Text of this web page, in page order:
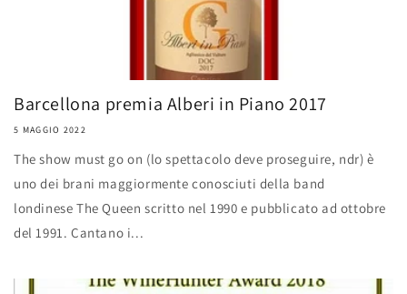
Barcellona premia Alberi in Piano 2017
5 MAGGIO 2022
The show must go on (lo spettacolo deve proseguire, ndr) è
uno dei brani maggiormente conosciuti della band
londinese The Queen scritto nel 1990 e pubblicato ad ottobre
del 1991. Cantano i...